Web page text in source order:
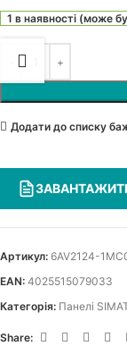
1 в наявності (може
Додати до списку
ЗАВАНТАЖИТИ
EAN: 4025515079033
Артикул: 6AV2124-
Категорія: Панелі
Share: